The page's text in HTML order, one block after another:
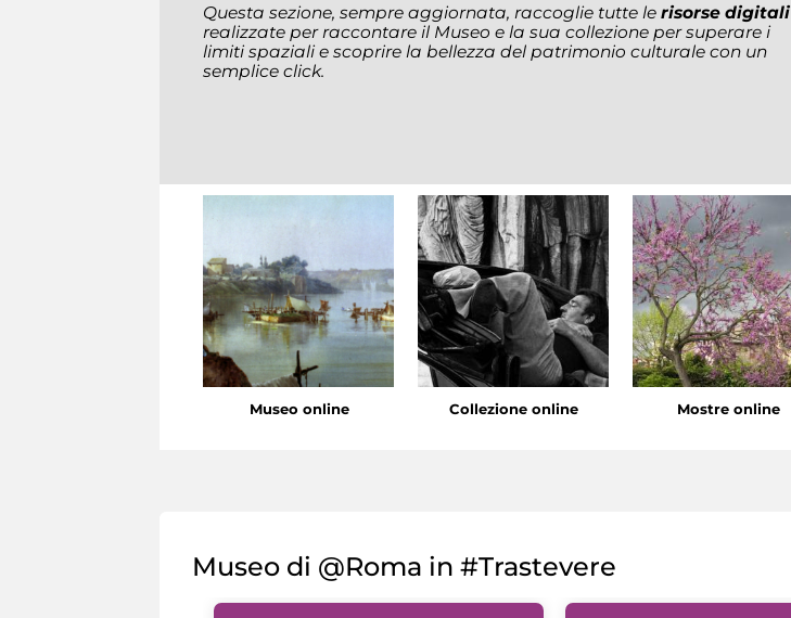
Questa sezione, sempre aggiornata, raccoglie tutte le risorse digitali
realizzate per raccontare il Museo e la sua collezione per superare i
limiti spaziali e scoprire la bellezza del patrimonio culturale con un
semplice click.
Museo online Collezione online Mostre online
Museo di @Roma in #Trastevere